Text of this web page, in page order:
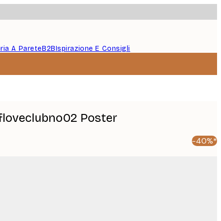
A PareteB2BIspirazione E Consigli
Poster
-40%*